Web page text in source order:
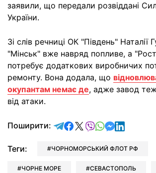
заявили, що передали розвіддані
України.
Зі слів речниці ОК "Південь" Наталії
"Мінськ" вже навряд попливе, а
потребує додаткових виробничих
ремонту. Вона додала, що
окупантам немає де, адже завод
від атаки.
Поширити: відправити у Telegram
поділитись у
поділитись у X
відправити у
відправити у
Теги: ЧОРНОМОРСЬКИЙ ФЛОТ РФ
ЧОРНЕ МОРЕ СЕВАСТОПОЛЬ